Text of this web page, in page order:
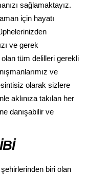
sağlamaktayız.
için hayatı
ve gerek
tüm delilleri gerekli
ve
olarak sizlere
aklınıza takılan her
danışabilir ve
biri olan